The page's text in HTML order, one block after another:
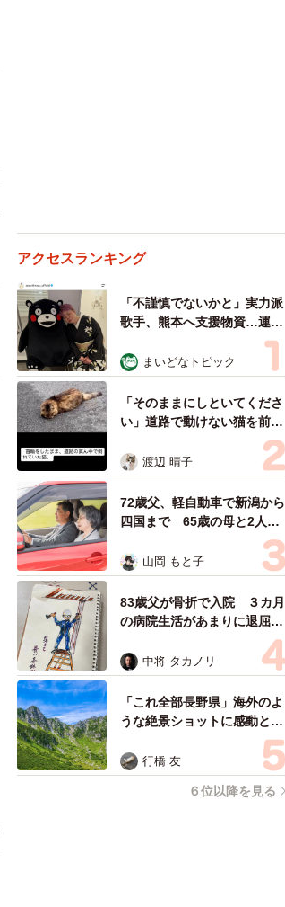
アクセスランキング
「不謹慎でないかと」実力派
歌手、熊本へ支援物資…運搬
トラックの車体デザインにた
めらい 「痛いほど伝わる」
「行動され立派」
まいどなトピック
「そのままにしといてくださ
い」道路で動けない猫を前に
返された一言… 懸命に生き
ようとした4日間 「命の重
さはみんな同じ」保護団体代
表の訴え
渡辺 晴子
72歳父、軽自動車で新潟から
四国まで 65歳の母と2人で
3泊4日の旅 パーキングの休
憩まで分刻み… 「大学生で
も組まねえよ！」
山岡 もと子
83歳父が骨折で入院 ３カ月
の病院生活があまりに退屈で
い！」→スケッチブックを見
た家族が仰天「これ、売れま
すよ…」
中将 タカノリ
「これ全部長野県」海外のよ
うな絶景ショットに感動と反
響「離れてからいいところだ
ったんだって気づいた」
行橋 友
６位以降を見る